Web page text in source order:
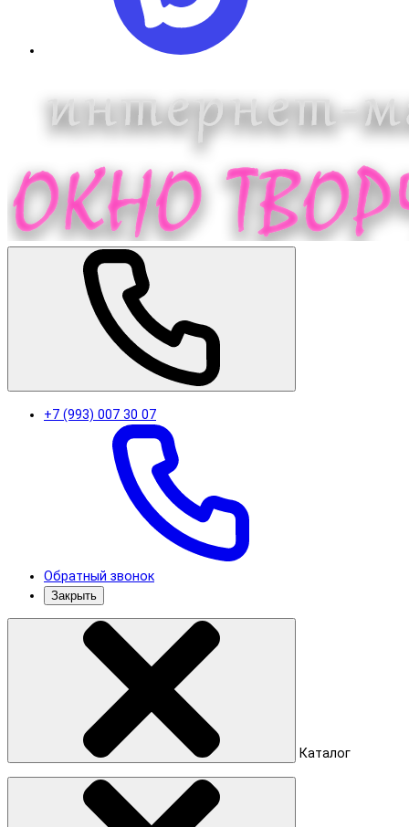
+7 (993) 007 30 07
Обратный звонок
Закрыть
Каталог